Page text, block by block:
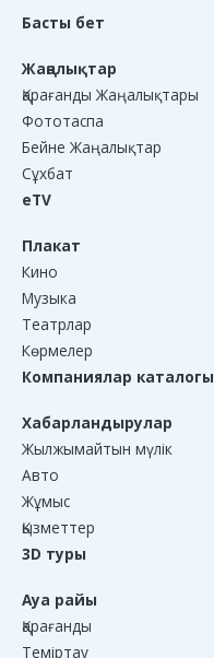
Басты бет
Жаңалықтар
Қарағанды Жаңалықтары
Фототаспа
Бейне Жаңалықтар
Сұхбат
eTV
Плакат
Кино
Музыка
Театрлар
Көрмелер
Компаниялар каталогы
Хабарландырулар
Жылжымайтын мүлік
Авто
Жұмыс
Қызметтер
3D туры
Ауа райы
Қарағанды
Теміртау